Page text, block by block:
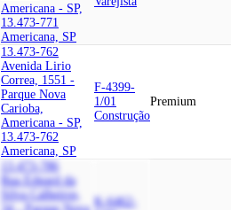
Americana - SP,
13.473-771
Americana, SP
13.473-762
Avenida Lirio
Correa, 1551 -
Parque Nova
Carioba,
Americana - SP,
13.473-762
Americana, SP
F-4399-
1/01
Construção
Premium
13.473-786
Rua Edgard da
Silva Calheiros,
K-6462-